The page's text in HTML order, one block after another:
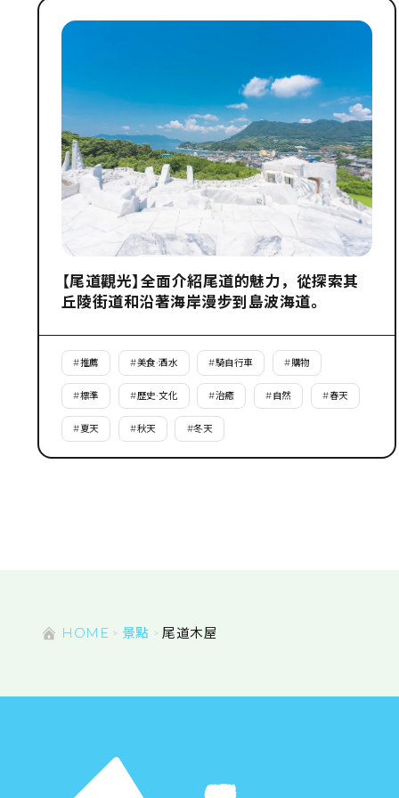
【尾道觀光】全面介紹尾道的魅力，從探索其
丘陵街道和沿著海岸漫步到島波海道。
#推薦 #美食·酒水 #騎自行車 #購物
#標準 #歷史·文化 #治癒 #自然 #春天
#夏天 #秋天 #冬天
HOME 景點 尾道木屋